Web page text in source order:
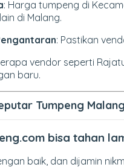
: Harga tumpeng di
di Malang.
: Pastikan
vendor seperti
baru.
Tumpeng Malang
bisa tahan
baik, dan dijamin